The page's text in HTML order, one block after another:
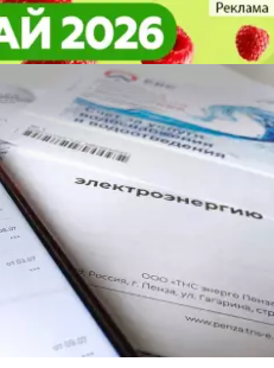
за ЖКУ пришлют на
за ЖКУ пришлют на
по
и
в